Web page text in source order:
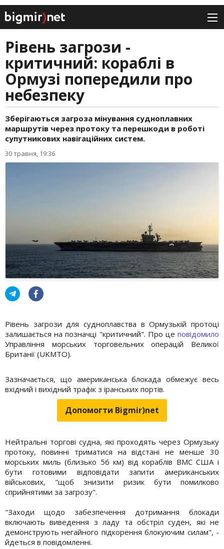
Рівень загрози -
критичний: кораблі в
Ормузі попередили про
небезпеку
Зберігаються загроза мінування судноплавних
маршрутів через протоку та перешкоди в роботі
супутникових навігаційних систем.
30 травня, 19:36
Рівень загрози для судноплавства в Ормузькій протоці
залишається на позначці "критичний". Про це повідомило
Управління морських торговельних операцій Великої
Британії (UKMTO).
Зазначається, що американська блокада обмежує весь
вхідний і вихідний трафік з іранських портів.
Допомогти Bigmir)net
Нейтральні торгові судна, які проходять через Ормузьку
протоку, повинні триматися на відстані не менше 30
морських миль (близько 56 км) від кораблів ВМС США і
бути готовими відповідати запити американських
військових, "щоб знизити ризик бути помилково
сприйнятими за загрозу".
"Заходи щодо забезпечення дотримання блокади
включають виведення з ладу та обстріл суден, які не
демонструють негайного підкорення блокуючим силам", -
йдеться в повідомленні.